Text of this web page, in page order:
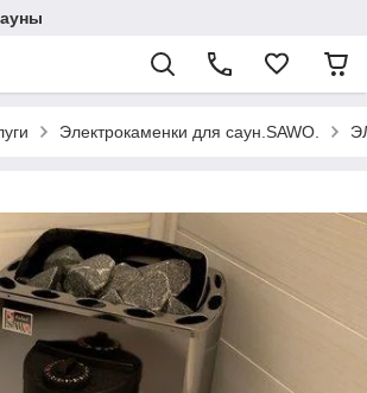
Электрокаменки для саун.SAWO.